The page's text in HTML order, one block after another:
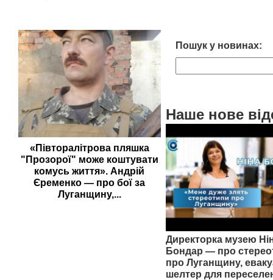
«Півторалітрова пляшка
"Прозорої" може коштувати
комусь життя». Андрій
Єременко — про бої за
Луганщину,...
Пошук у новинах:
Наше нове
Директорка музею
Бондар — про
про Луганщину,
шелтер для